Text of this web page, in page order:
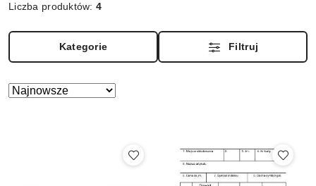
Liczba produktów:4
Kategorie Filtruj
Zastosowano
Sortuj